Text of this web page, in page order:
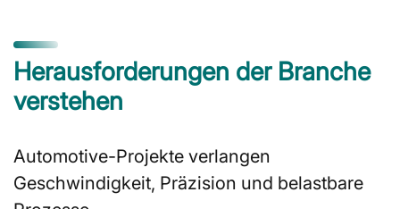
Herausforderungen der Branche
verstehen
Automotive-Projekte verlangen
Geschwindigkeit, Präzision und belastbare